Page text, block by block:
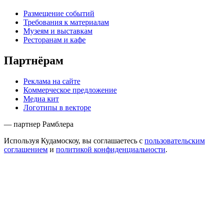
Размещение событий
Требования к материалам
Музеям и выставкам
Ресторанам и кафе
Партнёрам
Реклама на сайте
Коммерческое предложение
Медиа кит
Логотипы в векторе
— партнер Рамблера
Используя Кудамоскоу, вы соглашаетесь с пользовательским
соглашением и политикой конфиденциальности.